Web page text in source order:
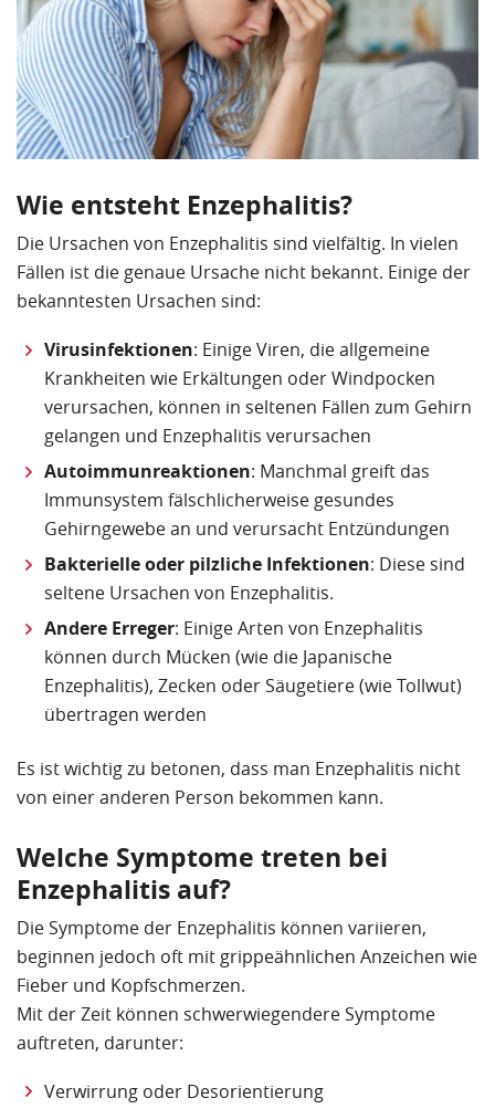
Wie entsteht Enzephalitis?
Die Ursachen von Enzephalitis sind vielfältig. In vielen
Fällen ist die genaue Ursache nicht bekannt. Einige der
bekanntesten Ursachen sind:
Virusinfektionen: Einige Viren, die allgemeine
Krankheiten wie Erkältungen oder Windpocken
verursachen, können in seltenen Fällen zum Gehirn
gelangen und Enzephalitis verursachen
Autoimmunreaktionen: Manchmal greift das
Immunsystem fälschlicherweise gesundes
Gehirngewebe an und verursacht Entzündungen
Bakterielle oder pilzliche Infektionen: Diese sind
seltene Ursachen von Enzephalitis.
Andere Erreger: Einige Arten von Enzephalitis
können durch Mücken (wie die Japanische
Enzephalitis), Zecken oder Säugetiere (wie Tollwut)
übertragen werden
Es ist wichtig zu betonen, dass man Enzephalitis nicht
von einer anderen Person bekommen kann.
Welche Symptome treten bei
Enzephalitis auf?
Die Symptome der Enzephalitis können variieren,
beginnen jedoch oft mit grippeähnlichen Anzeichen wie
Fieber und Kopfschmerzen.
Mit der Zeit können schwerwiegendere Symptome
auftreten, darunter:
Verwirrung oder Desorientierung